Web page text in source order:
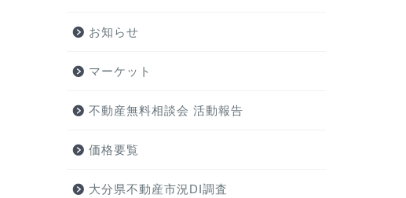
お知らせ
マーケット
不動産無料相談会 活動報告
価格要覧
大分県不動産市況DI調査